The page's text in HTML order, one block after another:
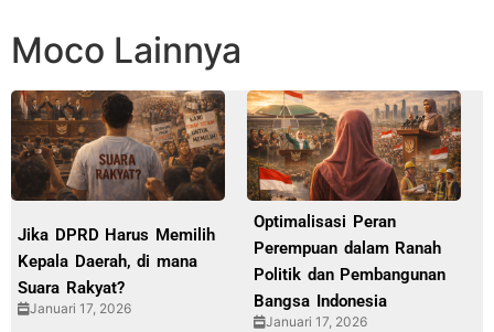
Moco Lainnya
Jika DPRD Harus Memilih
Kepala Daerah, di mana
Suara Rakyat?
Januari 17, 2026
Optimalisasi Peran
Perempuan dalam Ranah
Politik dan Pembangunan
Bangsa Indonesia
Januari 17, 2026